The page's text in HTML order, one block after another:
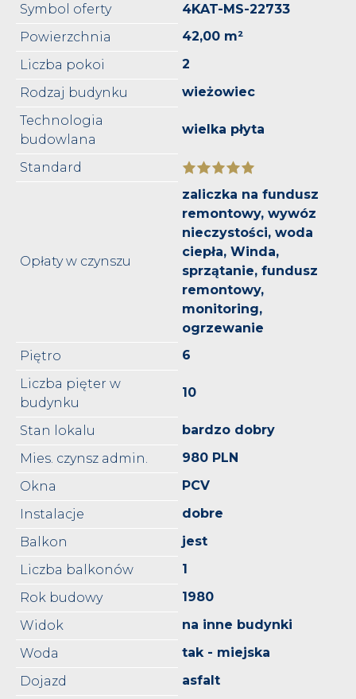
Symbol oferty
4KAT-MS-22733
Powierzchnia
42,00 m²
Liczba pokoi
2
Rodzaj budynku
wieżowiec
Technologia
budowlana
wielka płyta
Standard
Opłaty w czynszu
zaliczka na fundusz
remontowy, wywóz
nieczystości, woda
ciepła, Winda,
sprzątanie, fundusz
remontowy,
monitoring,
ogrzewanie
Piętro
6
Liczba pięter w
budynku
10
Stan lokalu
bardzo dobry
Mies. czynsz admin.
980 PLN
Okna
PCV
Instalacje
dobre
Balkon
jest
Liczba balkonów
1
Rok budowy
1980
Widok
na inne budynki
Woda
tak - miejska
Dojazd
asfalt